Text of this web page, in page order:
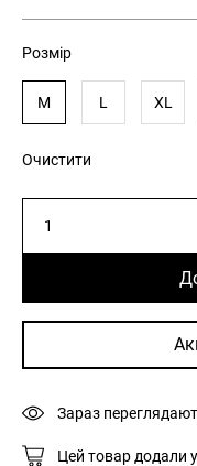
Розмір
M L XL
Очистити
картата
чоловіча
DIXIT
довгий
коричнево-
кількість
Зараз
Цей товар додали